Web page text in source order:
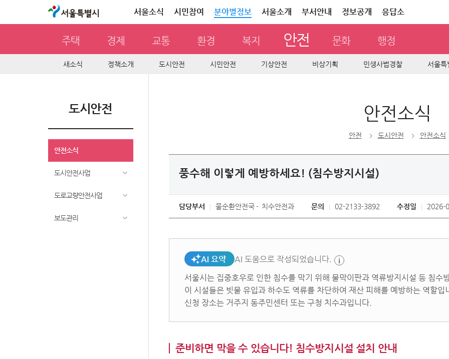
서울특별시 서울소식 시민참여 분야별정보 서울소개 부서안내 정보공개 응답소
주택 경제 교통 환경 복지 안전 문화 행정
새소식 정책소개 도시안전 시민안전 기상안전 비상기획 민생사법경찰 서울특
도시안전
안전소식
도시안전사업
도로교량안전사업
보도관리
안전소식
안전 도시안전 안전소식
풍수해 이렇게 예방하세요! (침수방지시설)
담당부서 물순환안전국 치수안전과 문의 02-2133-3892 수정일 2026-
AI 요약 AI 도움으로 작성되었습니다.
서울시는 집중호우로 인한 침수를 막기 위해 물막이판과 역류방지시설 등 침수
이 시설들은 빗물 유입과 하수도 역류를 차단하여 재산 피해를 예방하는 역할입
신청 장소는 거주지 동주민센터 또는 구청 치수과입니다.
준비하면 막을 수 있습니다! 침수방지시설 설치 안내